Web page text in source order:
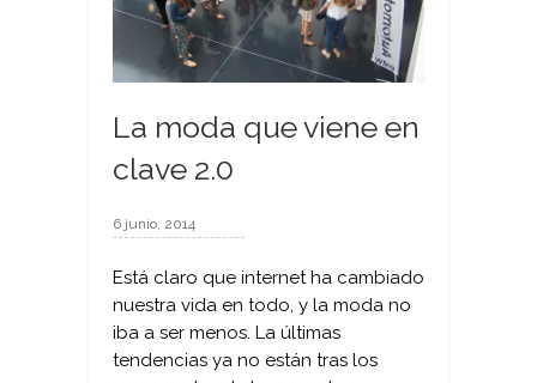
La moda que viene en
clave 2.0
6 junio, 2014
Está claro que internet ha cambiado
nuestra vida en todo, y la moda no
iba a ser menos. La últimas
tendencias ya no están tras los